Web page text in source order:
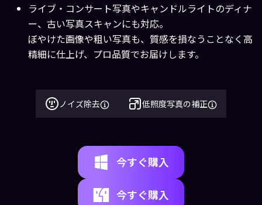
ライブ・コンサート写真やキャンドルライトのディナ
ー、古い写真スキャンにも対応。
ぼやけた画像や粗い写真も、質感を損なうことなく高
精細に仕上げ、プロ品質でお届けします。
ノイズ除去 低照度写真の補正
今すぐ購入
今すぐ購入